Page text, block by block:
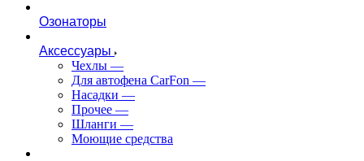
Озонаторы
Аксессуары
Чехлы —
Для автофена CarFon —
Насадки —
Прочее —
Шланги —
Моющие средства